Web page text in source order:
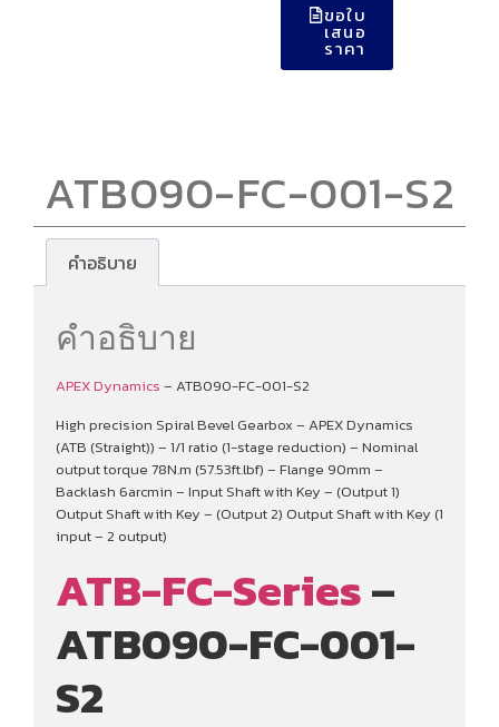
ขอใบ
เสนอ
ราคา
ATB090-FC-001-S2
คำอธิบาย
คำอธิบาย
APEX Dynamics – ATB090-FC-001-S2
High precision Spiral Bevel Gearbox – APEX Dynamics
(ATB (Straight)) – 1/1 ratio (1-stage reduction) – Nominal
output torque 78N.m (57.53ft.lbf) – Flange 90mm –
Backlash 6arcmin – Input Shaft with Key – (Output 1)
Output Shaft with Key – (Output 2) Output Shaft with Key (1
input – 2 output)
ATB-FC-Series–
ATB090-FC-001-
S2